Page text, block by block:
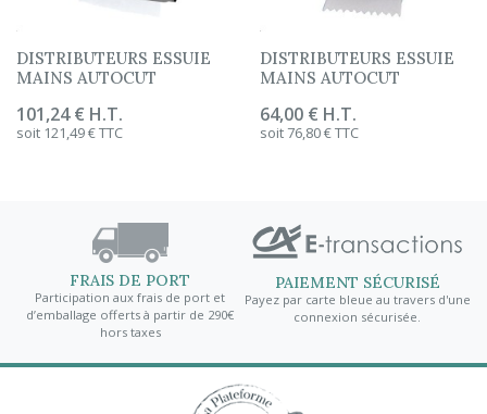
DISTRIBUTEURS ESSUIE
MAINS AUTOCUT
Prix
101,24 € H.T.
soit 121,49 € TTC
DISTRIBUTEURS ESSUIE
MAINS AUTOCUT
Prix
64,00 € H.T.
soit 76,80 € TTC
FRAIS DE PORT
Participation aux frais de port et
d’emballage offerts à partir de 290€
hors taxes
PAIEMENT SÉCURISÉ
Payez par carte bleue au travers d'une
connexion sécurisée.